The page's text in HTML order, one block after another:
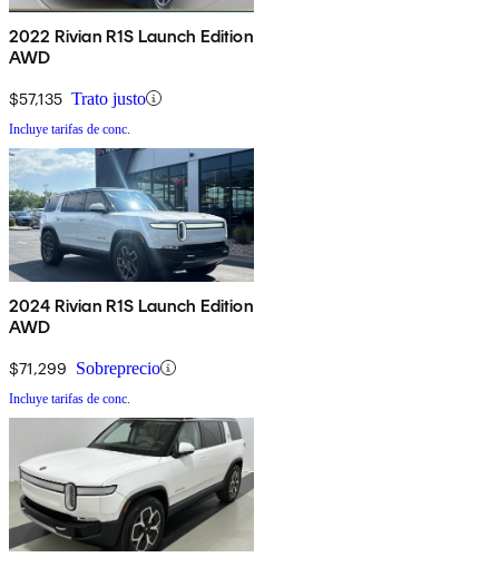
2022 Rivian R1S Launch Edition
AWD
$57,135 Trato justo
Incluye tarifas de conc.
2024 Rivian R1S Launch Edition
AWD
$71,299 Sobreprecio
Incluye tarifas de conc.